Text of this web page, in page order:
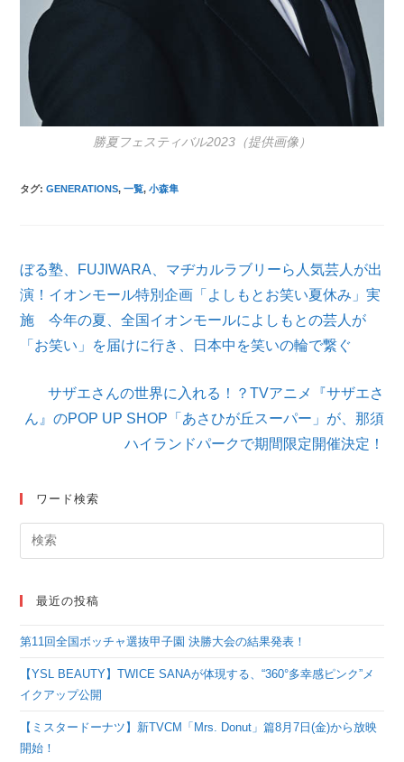
勝夏フェスティバル2023（提供画像）
タグ:GENERATIONS, 一覧, 小森隼
の
他
の
記
事
ぼる塾、FUJIWARA、マヂカルラブリーら人気芸人が出
演！イオンモール特別企画「よしもとお笑い夏休み」実
施 今年の夏、全国イオンモールによしもとの芸人が
「お笑い」を届けに行き、日本中を笑いの輪で繋ぐ
サザエさんの世界に入れる！？TVアニメ『サザエさ
ん』のPOP UP SHOP「あさひが丘スーパー」が、那須
ハイランドパークで期間限定開催決定！
ワード検索
最近の投稿
第11回全国ボッチャ選抜甲子園 決勝大会の結果発表！
【YSL BEAUTY】TWICE SANAが体現する、“360°多幸感ピンク”メ
イクアップ公開
【ミスタードーナツ】新TVCM「Mrs. Donut」篇8月7日(金)から放映
開始！